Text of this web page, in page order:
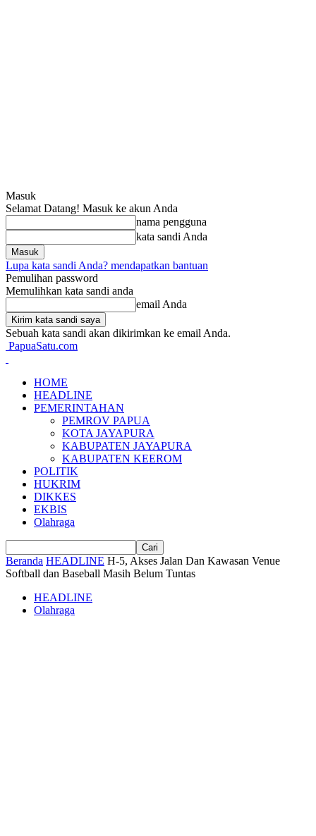
Masuk
Selamat Datang! Masuk ke akun Anda
nama pengguna
kata sandi Anda
Lupa kata sandi Anda? mendapatkan bantuan
Pemulihan password
Memulihkan kata sandi anda
email Anda
Sebuah kata sandi akan dikirimkan ke email Anda.
PapuaSatu.com
HOME
HEADLINE
PEMERINTAHAN
PEMROV PAPUA
KOTA JAYAPURA
KABUPATEN JAYAPURA
KABUPATEN KEEROM
POLITIK
HUKRIM
DIKKES
EKBIS
Olahraga
Beranda HEADLINE H-5, Akses Jalan Dan Kawasan Venue
Softball dan Baseball Masih Belum Tuntas
HEADLINE
Olahraga